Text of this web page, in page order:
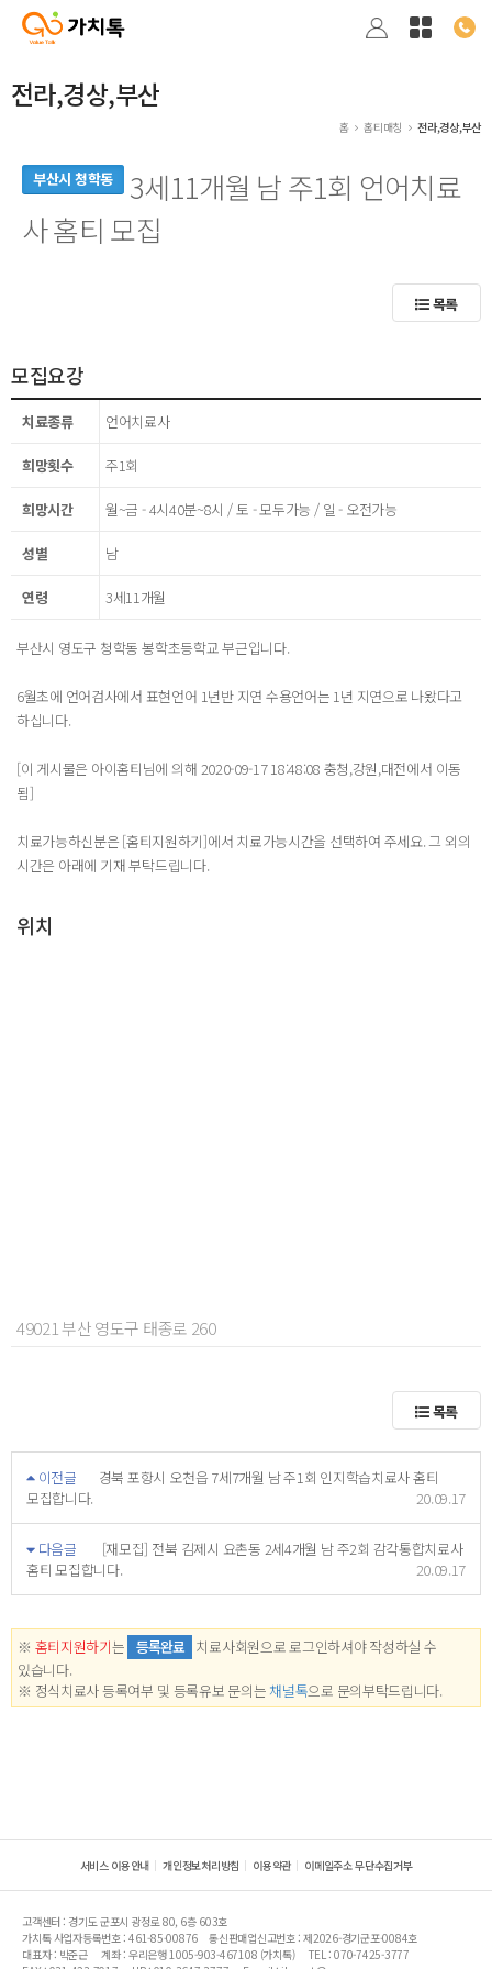
전라,경상,부산
홈 홈티매칭 전라,경상,부산
부산시 청학동
3세11개월 남 주1회 언어치료
사 홈티 모집
목록
모집요강
치료종류 언어치료사
희망횟수 주1회
희망시간 월~금 - 4시40분~8시 / 토 - 모두가능 / 일 - 오전가능
성별 남
연령 3세11개월
부산시 영도구 청학동 봉학초등학교 부근입니다.
6월초에 언어검사에서 표현언어 1년반 지연 수용언어는 1년 지연으로 나왔다고
하십니다.
[이 게시물은 아이홈티님에 의해 2020-09-17 18:48:08 충청,강원,대전에서 이동
됨]
치료가능하신분은 [홈티지원하기]에서 치료가능시간을 선택하여 주세요. 그 외의
시간은 아래에 기재 부탁드립니다.
위치
49021 부산 영도구 태종로 260
목록
이전글
경북 포항시 오천읍 7세7개월 남 주1회 인지학습치료사 홈티
모집합니다.
20.09.17
다음글
[재모집] 전북 김제시 요촌동 2세4개월 남 주2회 감각통합치료사
홈티 모집합니다.
20.09.17
※ 홈티지원하기는 등록완료 치료사회원으로 로그인하셔야 작성하실 수
있습니다.
※ 정식치료사 등록여부 및 등록유보 문의는 채널톡으로 문의부탁드립니다.
서비스 이용안내 개인정보처리방침 이용약관 이메일주소 무단수집거부
고객센터 : 경기도 군포시 광정로 80, 6층 603호
가치톡 사업자등록번호 : 461-85-00876
통신판매업신고번호 : 제2026-경기군포-0084호
대표자 : 박준근
계좌 : 우리은행 1005-903-467108 (가치톡)
TEL : 070-7425-3777